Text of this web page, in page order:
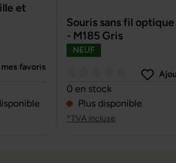
et
favoris
Souris sans fil
- M185 Gris
NEUF
Note moyenne de 0 sur 5
0 en stock
Plus disponible
*TVA incluse